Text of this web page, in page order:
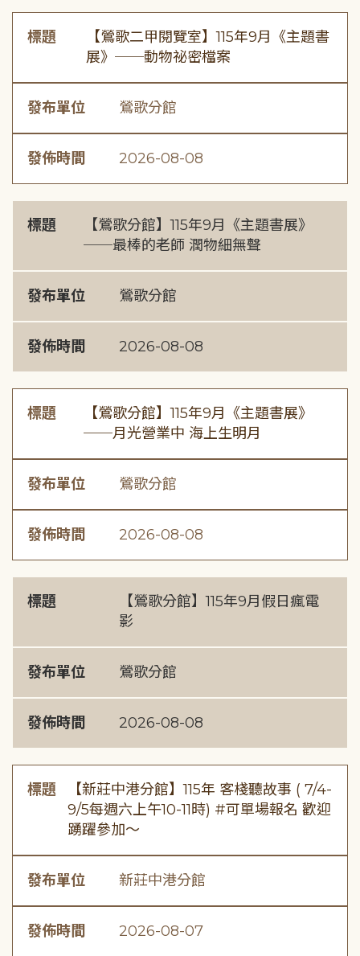
標題
【鶯歌二甲閱覽室】115年9月《主題書
展》──動物祕密檔案
發布單位 鶯歌分館
發佈時間 2026-08-08
標題
【鶯歌分館】115年9月《主題書展》
──最棒的老師 潤物細無聲
發布單位 鶯歌分館
發佈時間 2026-08-08
標題
【鶯歌分館】115年9月《主題書展》
──月光營業中 海上生明月
發布單位 鶯歌分館
發佈時間 2026-08-08
標題
【鶯歌分館】115年9月假日瘋電
影
發布單位 鶯歌分館
發佈時間 2026-08-08
標題
【新莊中港分館】115年 客棧聽故事 ( 7/4-
9/5每週六上午10-11時) #可單場報名 歡迎
踴躍參加～
發布單位 新莊中港分館
發佈時間 2026-08-07